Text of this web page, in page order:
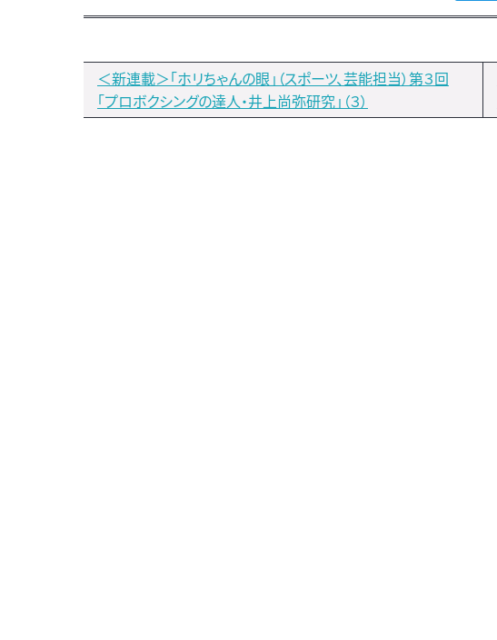
＜新連載＞｢ホリちゃんの眼」（スポーツ、芸能担当）第３回
「プロボクシングの達人・井上尚弥研究」（３）